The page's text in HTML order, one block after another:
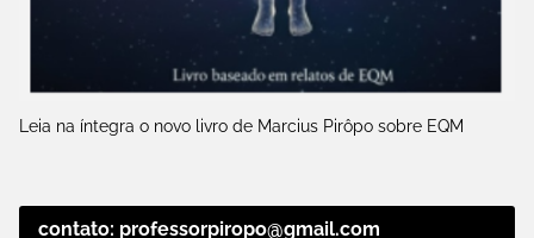
Leia na íntegra o novo livro de Marcius Pirôpo sobre EQM
contato: professorpiropo@gmail.com